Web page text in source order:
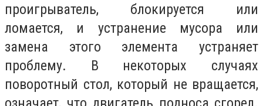
проигрыватель, блокируется или
ломается, и устранение мусора или
замена этого элемента устраняет
проблему. В некоторых случаях
поворотный стол, который не вращается,